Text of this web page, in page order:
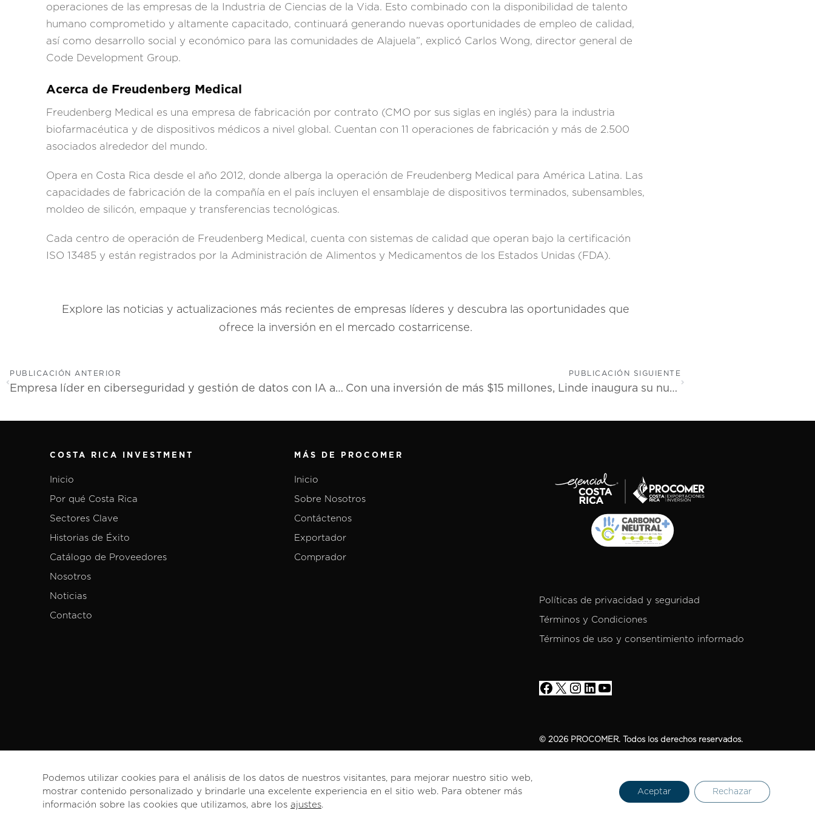
operaciones de las empresas de la Industria de Ciencias de la Vida. Esto combinado con la disponibilidad de talento
humano comprometido y altamente capacitado, continuará generando nuevas oportunidades de empleo de calidad,
así como desarrollo social y económico para las comunidades de Alajuela”, explicó Carlos Wong, director general de
Code Development Group.
Acerca de Freudenberg Medical
Freudenberg Medical es una empresa de fabricación por contrato (CMO por sus siglas en inglés) para la industria
biofarmacéutica y de dispositivos médicos a nivel global. Cuentan con 11 operaciones de fabricación y más de 2.500
asociados alrededor del mundo.
Opera en Costa Rica desde el año 2012, donde alberga la operación de Freudenberg Medical para América Latina. Las
capacidades de fabricación de la compañía en el país incluyen el ensamblaje de dispositivos terminados, subensambles,
moldeo de silicón, empaque y transferencias tecnológicas.
Cada centro de operación de Freudenberg Medical, cuenta con sistemas de calidad que operan bajo la certificación
ISO 13485 y están registrados por la Administración de Alimentos y Medicamentos de los Estados Unidas (FDA).
Explore las noticias y actualizaciones más recientes de empresas líderes y descubra las oportunidades que
ofrece la inversión en el mercado costarricense.
PUBLICACIÓN ANTERIOR
Empresa líder en ciberseguridad y gestión de datos con IA abre oficina en Costa Rica
PUBLICACIÓN SIGUIENTE
Con una inversión de más $15 millones, Linde inaugura su nueva planta criogénica en Costa Rica
COSTA RICA INVESTMENT
Inicio
Por qué Costa Rica
Sectores Clave
Historias de Éxito
Catálogo de Proveedores
Nosotros
Noticias
Contacto
MÁS DE PROCOMER
Inicio
Sobre Nosotros
Contáctenos
Exportador
Comprador
Políticas de privacidad y seguridad
Términos y Condiciones
Términos de uso y consentimiento informado
© 2026 PROCOMER. Todos los derechos reservados.
Podemos utilizar cookies para el análisis de los datos de nuestros visitantes, para mejorar nuestro sitio web,
mostrar contenido personalizado y brindarle una excelente experiencia en el sitio web. Para obtener más
información sobre las cookies que utilizamos, abre los ajustes.
Aceptar Rechazar